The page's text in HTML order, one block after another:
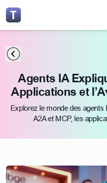
Agents IA
Applications et
Explorez le monde des
A2A et MCP, les